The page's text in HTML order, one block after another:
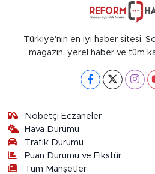
Türkiye'nin en iyi haber sitesi.
magazin, yerel haber ve tüm
Nöbetçi Eczaneler
Hava Durumu
Trafik Durumu
Puan Durumu ve Fikstür
Tüm Manşetler